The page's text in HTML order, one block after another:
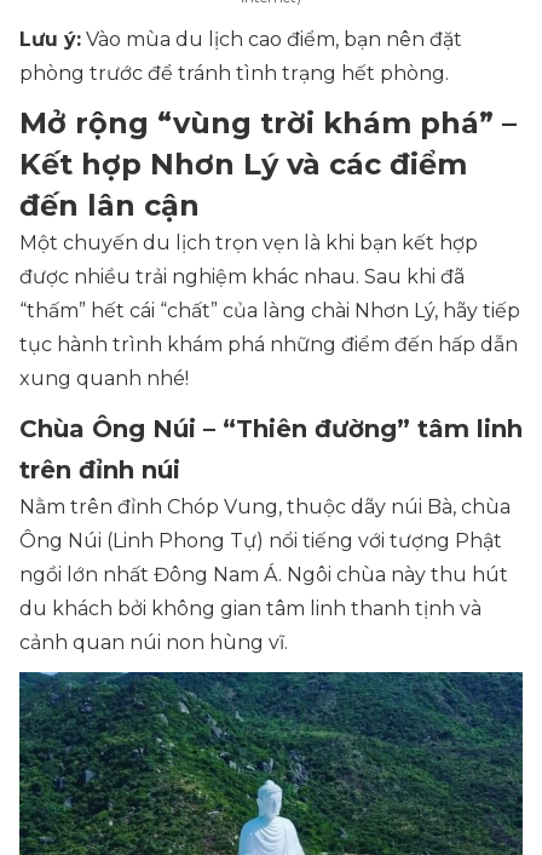
Lưu ý: Vào mùa du lịch cao điểm, bạn nên đặt
phòng trước để tránh tình trạng hết phòng.
Mở rộng “vùng trời khám phá” –
Kết hợp Nhơn Lý và các điểm
đến lân cận
Một chuyến du lịch trọn vẹn là khi bạn kết hợp
được nhiều trải nghiệm khác nhau. Sau khi đã
“thấm” hết cái “chất” của làng chài Nhơn Lý, hãy tiếp
tục hành trình khám phá những điểm đến hấp dẫn
xung quanh nhé!
Chùa Ông Núi – “Thiên đường” tâm linh
trên đỉnh núi
Nằm trên đỉnh Chóp Vung, thuộc dãy núi Bà, chùa
Ông Núi (Linh Phong Tự) nổi tiếng với tượng Phật
ngồi lớn nhất Đông Nam Á. Ngôi chùa này thu hút
du khách bởi không gian tâm linh thanh tịnh và
cảnh quan núi non hùng vĩ.